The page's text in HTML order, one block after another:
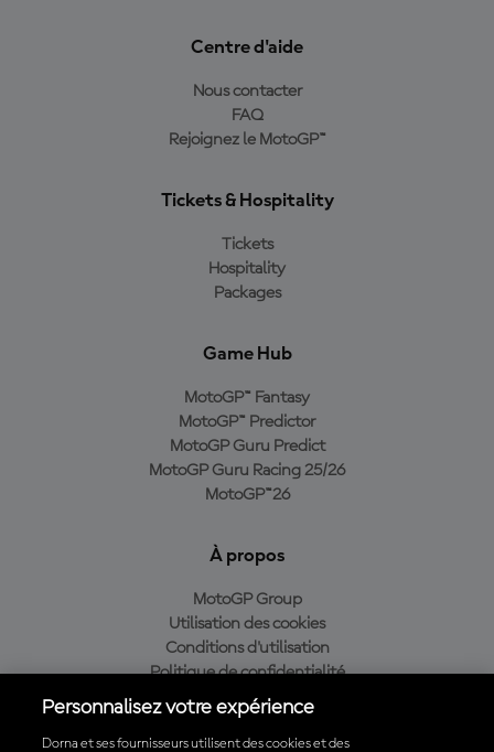
Centre d'aide
Nous contacter
FAQ
Rejoignez le MotoGP™
Tickets & Hospitality
Tickets
Hospitality
Packages
Game Hub
MotoGP™ Fantasy
MotoGP™ Predictor
MotoGP Guru Predict
MotoGP Guru Racing 25/26
MotoGP™26
À propos
MotoGP Group
Utilisation des cookies
Conditions d'utilisation
Politique de confidentialité
Politique d’achat
Personnalisez votre expérience
Dorna et ses fournisseurs utilisent des cookies et des